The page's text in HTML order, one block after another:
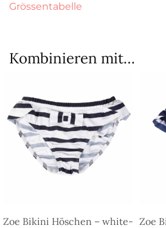
Grössentabelle
Kombinieren mit…
Zoe Bikini Höschen – white- Zoe